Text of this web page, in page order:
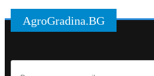
AgroGradina.BG